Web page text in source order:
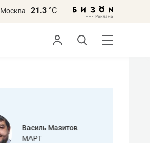
Москва 21.3 °С
Василь Мазитов
МАРТ